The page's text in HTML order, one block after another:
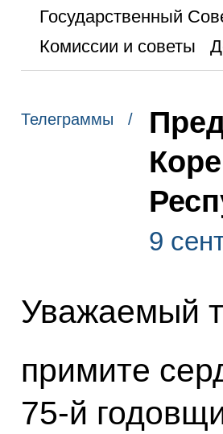
Государственный
Комиссии и советы
Телеграммы /
9
Уважаемый
примите
75-й